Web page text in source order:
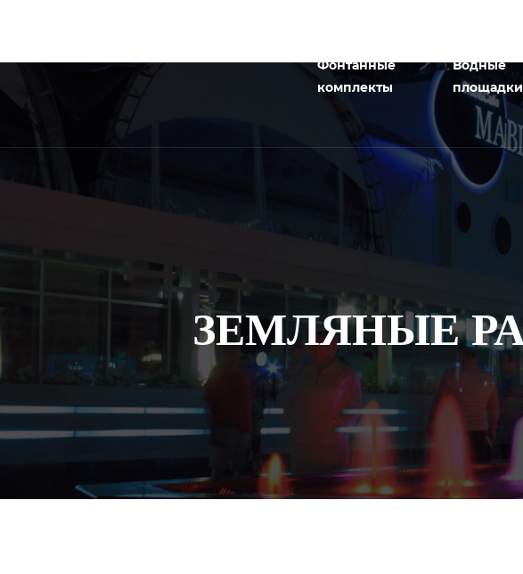
Фонтанные
комплекты
Водные
площадки
ЗЕМЛЯНЫЕ